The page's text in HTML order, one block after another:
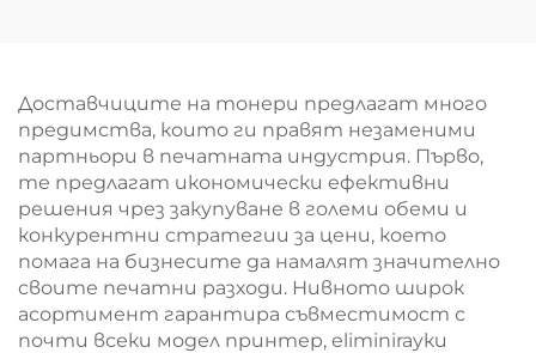
Изображение
Единица
Доставчиците на тонери предлагат много
предимства, които ги правят незаменими
партньори в печатната индустрия. Първо,
те предлагат икономически ефективни
решения чрез закупуване в големи обеми и
конкурентни стратегии за цени, което
помага на бизнесите да намалят значително
своите печатни разходи. Нивното широк
асортимент гарантира съвместимост с
почти всеки модел принтер, eliminirayки